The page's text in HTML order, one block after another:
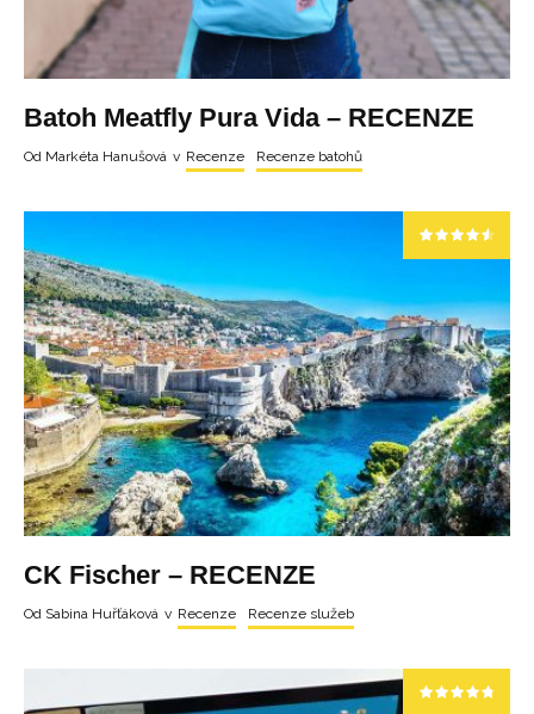
Batoh Meatfly Pura Vida – RECENZE
Od Markéta Hanušová v Recenze Recenze batohů
CK Fischer – RECENZE
Od Sabina Huřťáková v Recenze Recenze služeb